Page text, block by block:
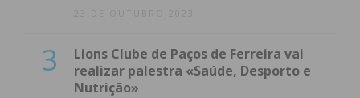
23 DE OUTUBRO 2023
3
Lions Clube de Paços de Ferreira vai
realizar palestra «Saúde, Desporto e
Nutrição»